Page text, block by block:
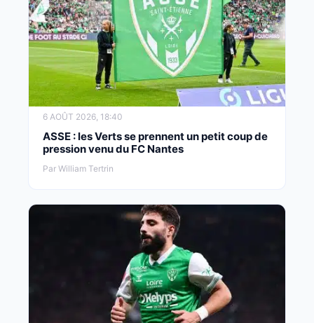
6 AOÛT 2026, 18:40
ASSE : les Verts se prennent un petit coup de
pression venu du FC Nantes
Par William Tertrin